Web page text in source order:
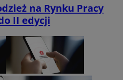
na Rynku Pracy
II edycji